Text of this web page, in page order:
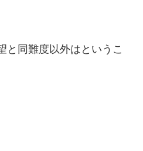
と同難度以外はというこ